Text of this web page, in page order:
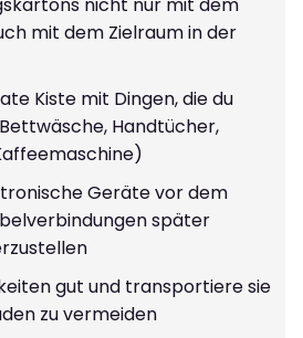
mit dem Zielraum in der
Kiste mit Dingen, die du
Handtücher,
Geräte vor dem
später
gut und transportiere sie
zu vermeiden